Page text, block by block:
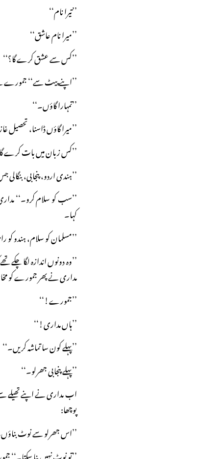
’’تیرا نام‘‘
’’میرا نام عاشق‘‘
’’کس سے عشق کرے گا؟‘‘
’’اپنے پیٹ سے‘‘ جمورے
’’تمہارا گاؤں۔‘‘
’’میرا گاؤں ڈاسنا، تحصیل
’’کس زبان میں بات کرے
’’ہندی اردو، پنجابی،
’’سب کو سلام کرو۔‘‘
کہا۔
’’مسلمان کو سلام، ہندو
’’وہ دونوں اندازہ لگا چکے
مداری نے پھر جمورے کو
’’جمورے!‘‘
’’ہاں مداری!‘‘
’’پہلے کون سا تماشہ کریں۔‘‘
’’پہلے پنجابی جھرلو۔‘‘
اب مداری نے اپنے تھیلے
پوچھا:
’’اس جھرلو سے نوٹ
’’تو نوٹ نہیں بنا